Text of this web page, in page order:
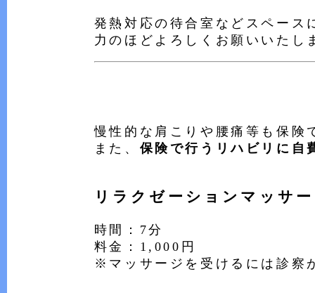
発熱対応の待合室などスペース
力のほどよろしくお願いいたし
慢性的な肩こりや腰痛等も保険
また、 保険で行うリハビリに自
リラクゼーションマッサ
時間：7分
料金：1,000円
※マッサージを受けるには診察